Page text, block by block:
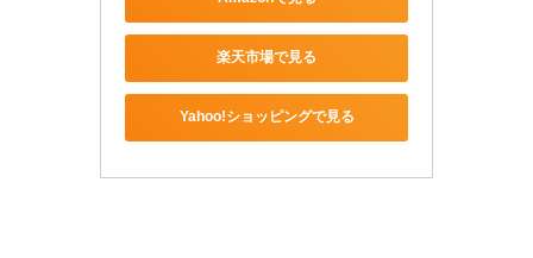
楽天市場で見る
Yahoo!ショッピングで見る